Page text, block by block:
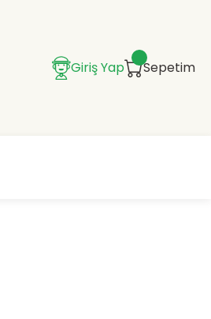
Giriş Yap Sepetim